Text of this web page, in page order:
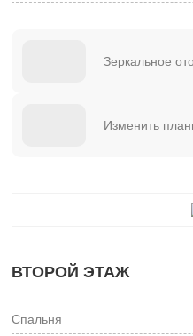
Зеркальное
Изменить
ВТОРОЙ ЭТАЖ
Спальня